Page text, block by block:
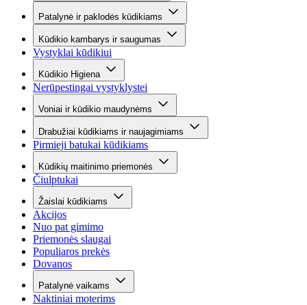
Patalynė ir paklodės kūdikiams
Kūdikio kambarys ir saugumas
Vystyklai kūdikiui
Kūdikio Higiena
Nerūpestingai vystyklystei
Voniai ir kūdikio maudynėms
Drabužiai kūdikiams ir naujagimiams
Pirmieji batukai kūdikiams
Kūdikių maitinimo priemonės
Čiulptukai
Žaislai kūdikiams
Akcijos
Nuo pat gimimo
Priemonės slaugai
Populiaros prekės
Dovanos
Patalynė vaikams
Naktiniai moterims